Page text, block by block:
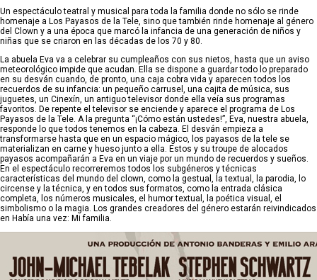
Un espectáculo teatral y musical para toda la familia donde no sólo se rinde
homenaje a Los Payasos de la Tele, sino que también rinde homenaje al género
del Clown y a una época que marcó la infancia de una generación de niños y
niñas que se criaron en las décadas de los 70 y 80.
La abuela Eva va a celebrar su cumpleaños con sus nietos, hasta que un aviso
meteorológico impide que acudan. Ella se dispone a guardar todo lo preparado
en su desván cuando, de pronto, una caja cobra vida y aparecen todos los
recuerdos de su infancia: un pequeño carrusel, una cajita de música, sus
juguetes, un Cinexín, un antiguo televisor donde ella veía sus programas
favoritos. De repente el televisor se enciende y aparece el programa de Los
Payasos de la Tele. A la pregunta “¡Cómo están ustedes!”, Eva, nuestra abuela,
responde lo que todos tenemos en la cabeza. El desván empieza a
transformarse hasta que en un espacio mágico, los payasos de la tele se
materializan en carne y hueso junto a ella. Estos y su troupe de alocados
payasos acompañarán a Eva en un viaje por un mundo de recuerdos y sueños.
En el espectáculo recorreremos todos los subgéneros y técnicas
características del mundo del clown, como la gestual, la textual, la parodia, lo
circense y la técnica, y en todos sus formatos, como la entrada clásica
completa, los números musicales, el humor textual, la poética visual, el
simbolismo o la magia. Los grandes creadores del género estarán reivindicados
en Había una vez: Mi familia.